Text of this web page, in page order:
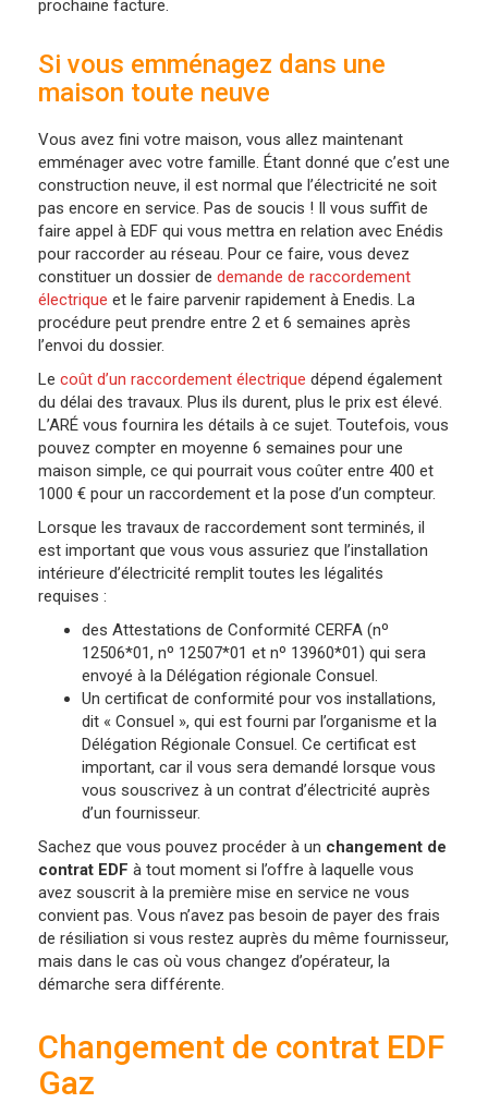
prochaine facture.
Si vous emménagez dans une
maison toute neuve
Vous avez fini votre maison, vous allez maintenant
emménager avec votre famille. Étant donné que c’est une
construction neuve, il est normal que l’électricité ne soit
pas encore en service. Pas de soucis ! Il vous suffit de
faire appel à EDF qui vous mettra en relation avec Enédis
pour raccorder au réseau. Pour ce faire, vous devez
constituer un dossier de demande de raccordement
électrique et le faire parvenir rapidement à Enedis. La
procédure peut prendre entre 2 et 6 semaines après
l’envoi du dossier.
Le coût d’un raccordement électrique dépend également
du délai des travaux. Plus ils durent, plus le prix est élevé.
L’ARÉ vous fournira les détails à ce sujet. Toutefois, vous
pouvez compter en moyenne 6 semaines pour une
maison simple, ce qui pourrait vous coûter entre 400 et
1000 € pour un raccordement et la pose d’un compteur.
Lorsque les travaux de raccordement sont terminés, il
est important que vous vous assuriez que l’installation
intérieure d’électricité remplit toutes les légalités
requises :
des Attestations de Conformité CERFA (nº
12506*01, nº 12507*01 et nº 13960*01) qui sera
envoyé à la Délégation régionale Consuel.
Un certificat de conformité pour vos installations,
dit « Consuel », qui est fourni par l’organisme et la
Délégation Régionale Consuel. Ce certificat est
important, car il vous sera demandé lorsque vous
vous souscrivez à un contrat d’électricité auprès
d’un fournisseur.
Sachez que vous pouvez procéder à un changement de
contrat EDF à tout moment si l’offre à laquelle vous
avez souscrit à la première mise en service ne vous
convient pas. Vous n’avez pas besoin de payer des frais
de résiliation si vous restez auprès du même fournisseur,
mais dans le cas où vous changez d’opérateur, la
démarche sera différente.
Changement de contrat EDF
Gaz